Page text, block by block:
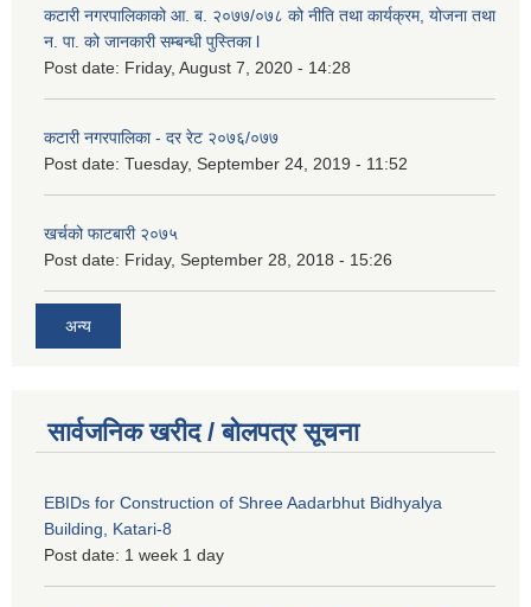
कटारी नगरपालिकाको आ. ब. २०७७/०७८ को नीति तथा कार्यक्रम, योजना तथा
न. पा. को जानकारी सम्बन्धी पुस्तिका l
Post date: Friday, August 7, 2020 - 14:28
कटारी नगरपालिका - दर रेट २०७६/०७७
Post date: Tuesday, September 24, 2019 - 11:52
खर्चको फाटबारी २०७५
Post date: Friday, September 28, 2018 - 15:26
अन्य
सार्वजनिक खरीद / बोलपत्र सूचना
EBIDs for Construction of Shree Aadarbhut Bidhyalya
Building, Katari-8
Post date: 1 week 1 day